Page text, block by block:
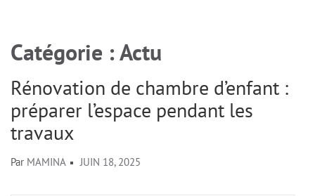
Catégorie :Actu
Rénovation de chambre d’enfant :
préparer l’espace pendant les
travaux
Par MAMINA JUIN 18, 2025